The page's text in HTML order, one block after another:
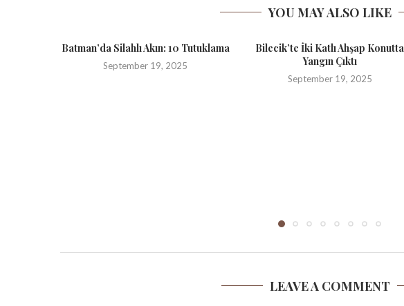
YOU MAY ALSO LIKE
Batman’da Silahlı Akın: 10 Tutuklama
September 19, 2025
Bilecik’te İki Katlı Ahşap Konutta
Yangın Çıktı
September 19, 2025
LEAVE A COMMENT